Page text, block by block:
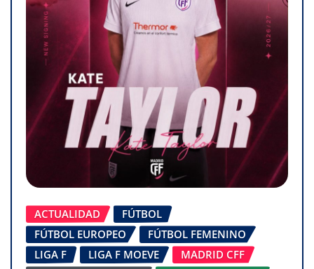
ACTUALIDAD
FÚTBOL
FÚTBOL EUROPEO
FÚTBOL FEMENINO
LIGA F
LIGA F MOEVE
MADRID CFF